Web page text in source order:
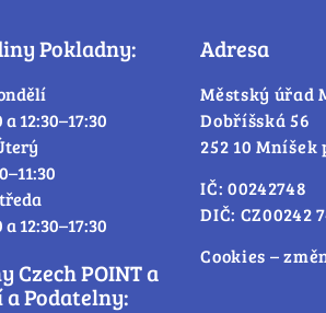
Pokladny:
a 12:30–17:30
a 12:30–17:30
Czech POINT a
Podatelny:
Adresa
Městský úřad
Dobříšská 56
252 10 Mníšek
IČ: 00242748
DIČ: CZ00242
Cookies –